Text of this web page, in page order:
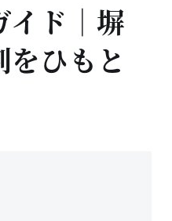
イド｜塀
ひもと